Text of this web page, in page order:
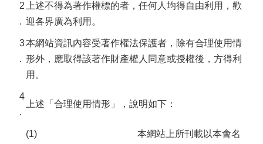
2
.
上述不得為著作權標的者，任何人均得自由利用，歡
迎各界廣為利用。
3
.
本網站資訊內容受著作權法保護者，除有合理使用情
形外，應取得該著作財產權人同意或授權後，方得利
用。
4
.
上述「合理使用情形」，說明如下：
(1)
本網站上所刊載以本會名